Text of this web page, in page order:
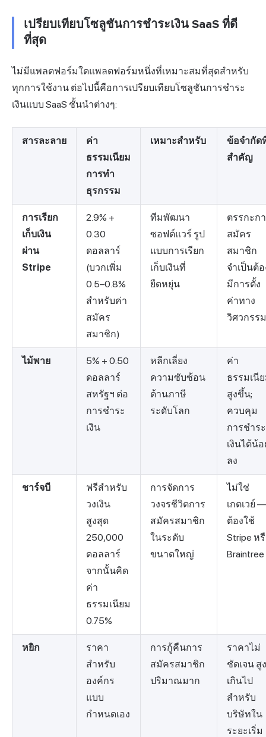
เปรียบเทียบโซลูชันการชำระเงิน SaaS ที่ดี
ที่สุด
ไม่มีแพลตฟอร์มใดแพลตฟอร์มหนึ่งที่เหมาะสมที่สุดสำหรับ
ทุกการใช้งาน ต่อไปนี้คือการเปรียบเทียบโซลูชันการชำระ
เงินแบบ SaaS ชั้นนำต่างๆ:
สารละลาย
ค่า
ธรรมเนียม
การทำ
ธุรกรรม
เหมาะสำหรับ
ข้อจำกัด
สำคัญ
การเรียก
เก็บเงิน
ผ่าน
Stripe
2.9% +
0.30
ดอลลาร์
(บวกเพิ่ม
0.5–0.8%
สำหรับค่า
สมัคร
สมาชิก)
ทีมพัฒนา
ซอฟต์แวร์ รูป
แบบการเรียก
เก็บเงินที่
ยืดหยุ่น
ตรรกะก
สมัคร
สมาชิก
จำเป็นต้
มีการตั้ง
ค่าทาง
วิศวกรรม
ไม้พาย
5% + 0.50
ดอลลาร์
สหรัฐฯ ต่อ
การชำระ
เงิน
หลีกเลี่ยง
ความซับซ้อน
ด้านภาษี
ระดับโลก
ค่า
ธรรมเนี
สูงขึ้น;
ควบคุม
การชำระ
เงินได้น้
ลง
ชาร์จบี
ฟรีสำหรับ
วงเงิน
สูงสุด
250,000
ดอลลาร์
จากนั้นคิด
ค่า
ธรรมเนียม
0.75%
การจัดการ
วงจรชีวิตการ
สมัครสมาชิก
ในระดับ
ขนาดใหญ่
ไม่ใช่
เกตเวย์ —
ต้องใช้
Stripe ห
Braintree
หยิก
ราคา
สำหรับ
องค์กร
แบบ
กำหนดเอง
การกู้คืนการ
สมัครสมาชิก
ปริมาณมาก
ราคาไม่
ชัดเจน สูง
เกินไป
สำหรับ
บริษัทใน
ระยะเริ่ม